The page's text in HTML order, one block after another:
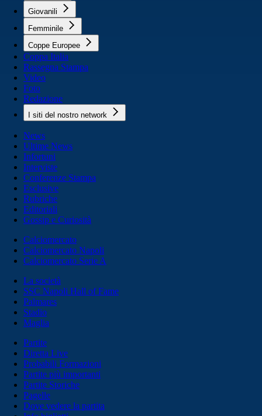
Giovanili
Femminile
Coppe Europee
Coppa Italia
Rassegna Stampa
Video
Foto
Redazione
I siti del nostro network
News
Ultime News
Infortuni
Interviste
Conferenze Stampa
Esclusive
Rubriche
Editoriali
Gossip e Curiosità
Calciomercato
Calciomercato Napoli
Calciomercato Serie A
La società
SSC Napoli Hall of Fame
Palmares
Stadio
Maglia
Partite
Diretta Live
Probabili Formazioni
Partite più importanti
Partite Storiche
Pagelle
Dove vedere la partita